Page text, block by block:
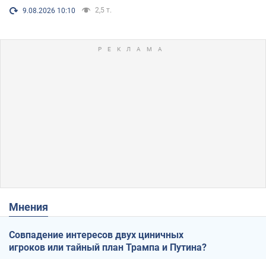
9.08.2026 10:10 2,5 т.
Мнения
Совпадение интересов двух циничных
игроков или тайный план Трампа и Путина?